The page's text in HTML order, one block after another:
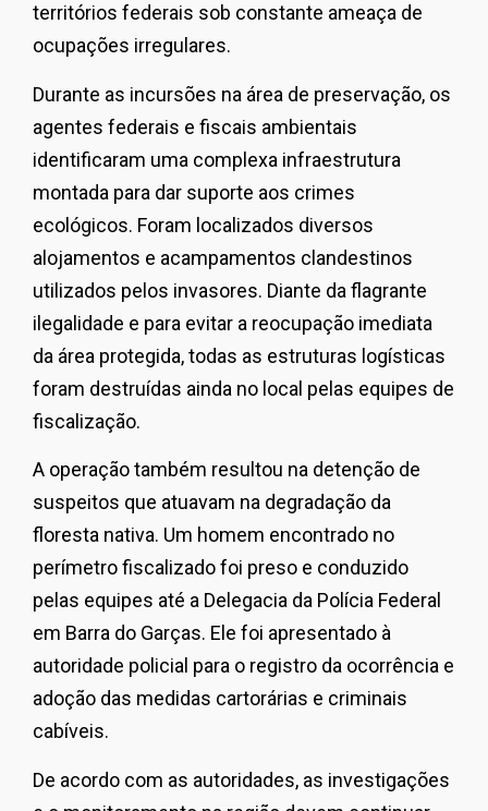
territórios federais sob constante ameaça de
ocupações irregulares.
Durante as incursões na área de preservação, os
agentes federais e fiscais ambientais
identificaram uma complexa infraestrutura
montada para dar suporte aos crimes
ecológicos. Foram localizados diversos
alojamentos e acampamentos clandestinos
utilizados pelos invasores. Diante da flagrante
ilegalidade e para evitar a reocupação imediata
da área protegida, todas as estruturas logísticas
foram destruídas ainda no local pelas equipes de
fiscalização.
A operação também resultou na detenção de
suspeitos que atuavam na degradação da
floresta nativa. Um homem encontrado no
perímetro fiscalizado foi preso e conduzido
pelas equipes até a Delegacia da Polícia Federal
em Barra do Garças. Ele foi apresentado à
autoridade policial para o registro da ocorrência e
adoção das medidas cartorárias e criminais
cabíveis.
De acordo com as autoridades, as investigações